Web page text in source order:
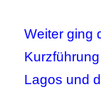
Weiter ging
Lagos und